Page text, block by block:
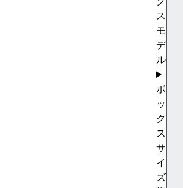
ス
モ
デ
ル
ボ
ッ
ク
ス
サ
イ
ズ